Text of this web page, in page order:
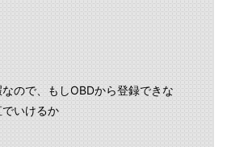
ので、もしOBDから登録できな
いけるか